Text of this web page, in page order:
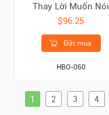
Thay Lời Muốn Nói
$96.25
Đặt mua
HBO-060
1 2 3 4